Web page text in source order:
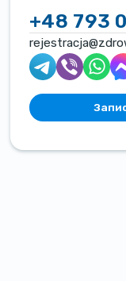
+48 793